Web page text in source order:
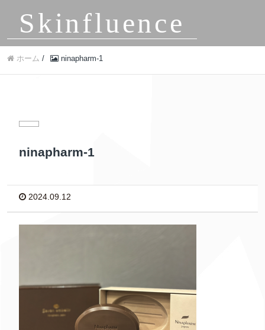
Skinfluence
ホーム / ninapharm-1
ninapharm-1
2024.09.12